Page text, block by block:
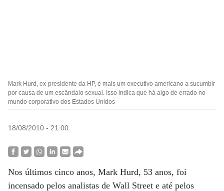
Mark Hurd, ex-presidente da HP, é mais um executivo americano a sucumbir
por causa de um escândalo sexual. Isso indica que há algo de errado no
mundo corporativo dos Estados Unidos
18/08/2010 - 21:00
Nos últimos cinco anos, Mark Hurd, 53 anos, foi
incensado pelos analistas de Wall Street e até pelos